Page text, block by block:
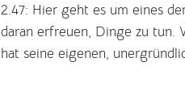
2.47: Hier geht es um eines
daran erfreuen, Dinge zu tun.
hat seine eigenen,